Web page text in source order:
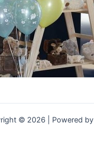
© 2026 | Powered by